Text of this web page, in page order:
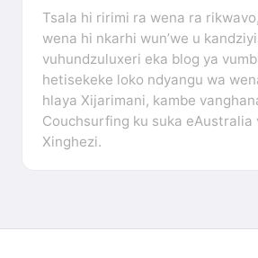
Tsala hi ririmi ra wena ra
wena hi nkarhi wun’we u
vuhundzuluxeri eka blog ya
hetisekeke loko ndyangu wa
hlaya Xijarimani, kambe
Couchsurfing ku suka eAustralia
Xinghezi.